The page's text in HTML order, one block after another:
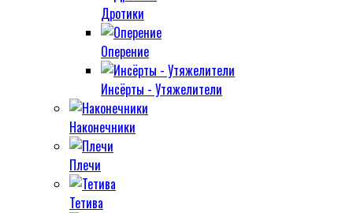
Дротики
Оперение
Инсёрты - Утяжелители
Наконечники
Плечи
Тетива